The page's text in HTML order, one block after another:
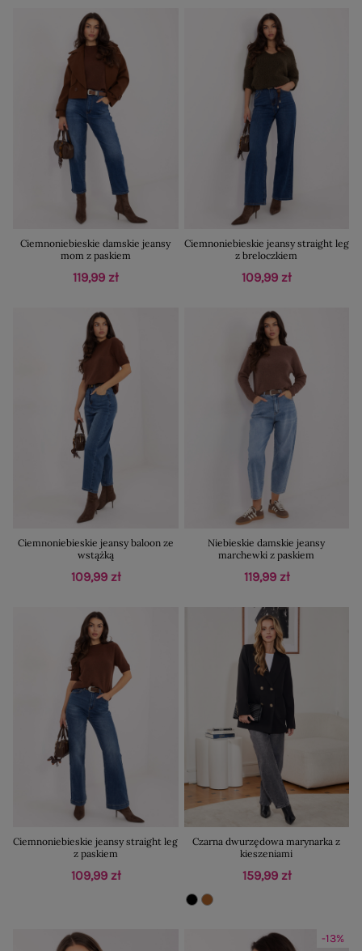
Ciemnoniebieskie damskie jeansy
mom z paskiem
119,99 zł
Ciemnoniebieskie jeansy straight leg
z breloczkiem
109,99 zł
Ciemnoniebieskie jeansy baloon ze
wstążką
109,99 zł
Niebieskie damskie jeansy
marchewki z paskiem
119,99 zł
Ciemnoniebieskie jeansy straight leg
z paskiem
109,99 zł
Czarna dwurzędowa marynarka z
kieszeniami
159,99 zł
-13%